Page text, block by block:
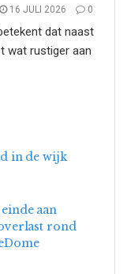
16 JULI 2026 0
dat naast
wat rustiger aan
in de wijk
aan
rond